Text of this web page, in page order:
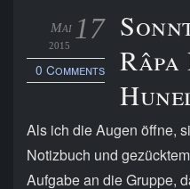
17
Mai
2015
0 Comments
Râpa
Als ich die Augen öffne,
Notizbuch und
Aufgabe an die Gruppe,